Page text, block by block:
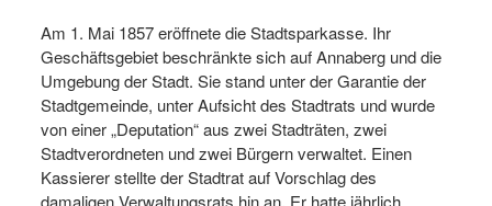
Am 1. Mai 1857 eröffnete die Stadtsparkasse. Ihr
Geschäftsgebiet beschränkte sich auf Annaberg und die
Umgebung der Stadt. Sie stand unter der Garantie der
Stadtgemeinde, unter Aufsicht des Stadtrats und wurde
von einer „Deputation“ aus zwei Stadträten, zwei
Stadtverordneten und zwei Bürgern verwaltet. Einen
Kassierer stellte der Stadtrat auf Vorschlag des
damaligen Verwaltungsrats hin an. Er hatte jährlich